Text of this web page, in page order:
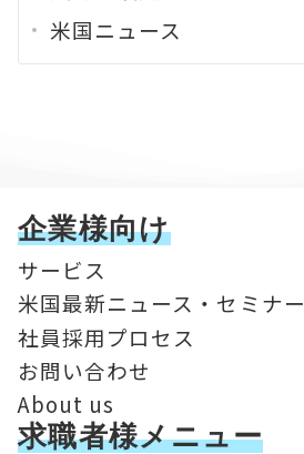
米国ニュース
企業様向け
サービス
米国最新ニュース・セミナー
社員採用プロセス
お問い合わせ
About us
求職者様メニュー